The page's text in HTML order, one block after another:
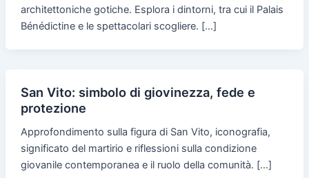
architettoniche gotiche. Esplora i dintorni, tra cui il Palais
Bénédictine e le spettacolari scogliere. […]
San Vito: simbolo di giovinezza, fede e
protezione
Approfondimento sulla figura di San Vito, iconografia,
significato del martirio e riflessioni sulla condizione
giovanile contemporanea e il ruolo della comunità. […]